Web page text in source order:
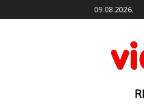
09.08.2026.